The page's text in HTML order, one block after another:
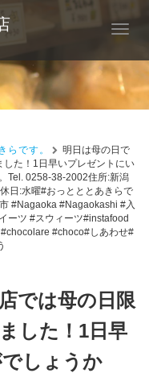
T
o
g
l
e
n
a
g
a
です。
明日は母の日で
た！1日早いプレゼントにい
Tel. 0258-38-2002住所:新潟
日:水曜#おっとととあきらで
#Nagaoka #Nagaokashi #入
ーツ #スウィーツ#instafood
#choco#しあわせ#
では母の日限
した！1日早
しょうか